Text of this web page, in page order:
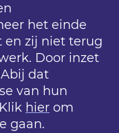
het einde
zij niet terug
Door inzet
dat
van hun
hier om
gaan.